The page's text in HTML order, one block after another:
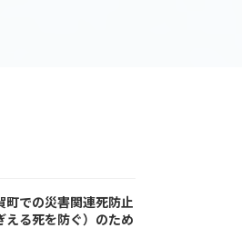
町での災害関連死防止
える死を防ぐ）のため